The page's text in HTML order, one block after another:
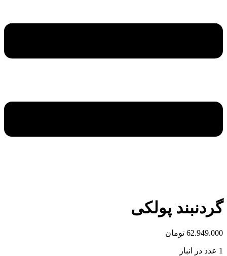
گردنبند پولکی
62.949.000 تومان
1 عدد در انبار